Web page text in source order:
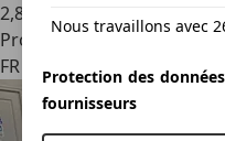
2,8
Professionnel
FR 52100
Nous travaillons avec
Protection des données
fournisseurs